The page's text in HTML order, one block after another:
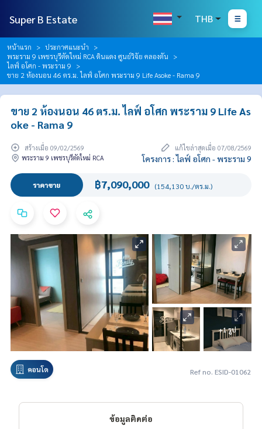
Super B Estate THB
หน้าแรก
ประกาศแนะนำ
พระราม 9 เพชรบุรีตัดใหม่ RCA ดินแดง ศูนย์วิจัย คลองตัน
ไลฟ์ อโศก - พระราม 9
ขาย 2 ห้องนอน 46 ตร.ม. ไลฟ์ อโศก พระราม 9 Life Asoke - Rama 9
ขาย 2 ห้องนอน 46 ตร.ม. ไลฟ์ อโศก พระราม 9 Life As
oke - Rama 9
สร้างเมื่อ 09/02/2569
แก้ไขล่าสุดเมื่อ 07/08/2569
พระราม 9 เพชรบุรีตัดใหม่ RCA
โครงการ : ไลฟ์ อโศก - พระราม 9
ราคาขาย ฿7,090,000 (154,130 บ./ตร.ม.)
+1 รูป
คอนโด Ref no. ESID-01062
ข้อมูลติดต่อ